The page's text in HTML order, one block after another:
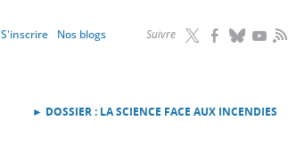
Suivre RSS
S'inscrire Nos blogs
► DOSSIER : LA SCIENCE FACE AUX INCENDIES